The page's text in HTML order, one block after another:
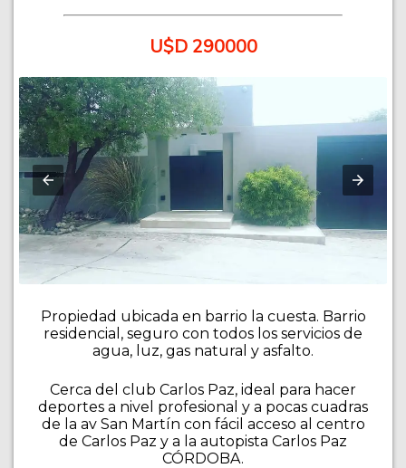
U$D 290000
Propiedad ubicada en barrio la cuesta. Barrio
residencial, seguro con todos los servicios de
agua, luz, gas natural y asfalto.
Cerca del club Carlos Paz, ideal para hacer
deportes a nivel profesional y a pocas cuadras
de la av San Martín con fácil acceso al centro
de Carlos Paz y a la autopista Carlos Paz
CÓRDOBA.